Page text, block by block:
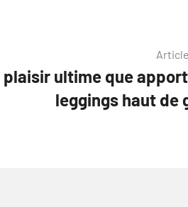
plaisir ultime que
leggings haut de